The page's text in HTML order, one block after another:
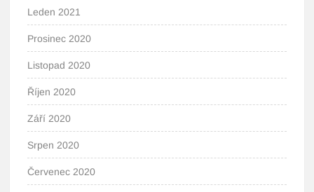
Leden 2021
Prosinec 2020
Listopad 2020
Říjen 2020
Září 2020
Srpen 2020
Červenec 2020